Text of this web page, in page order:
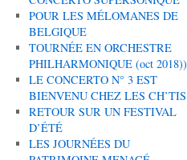
POUR LES MÉLOMANES DE
BELGIQUE
TOURNÉE EN ORCHESTRE
PHILHARMONIQUE (oct 2018))
LE CONCERTO N° 3 EST
BIENVENU CHEZ LES CH’TIS
RETOUR SUR UN FESTIVAL
D’ÉTÉ
LES JOURNÉES DU